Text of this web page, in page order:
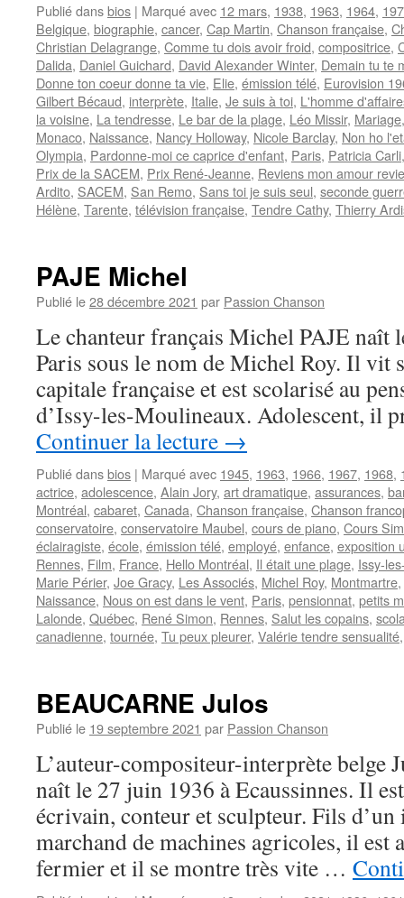
Publié dansbios | Marqué avec 12 mars, 1938, 1963, 1964,
Belgique, biographie, cancer, Cap Martin, Chanson française,
Christian Delagrange, Comme tu dois avoir froid, compositrice,
Dalida, Daniel Guichard, David Alexander Winter, Demain tu te
Donne ton coeur donne ta vie, Elie, émission télé, Eurovision
Gilbert Bécaud, interprète, Italie, Je suis à toi, L'homme
la voisine, La tendresse, Le bar de la plage, Léo Missir, Mariage
Monaco, Naissance, Nancy Holloway, Nicole Barclay, Non ho
Olympia, Pardonne-moi ce caprice d'enfant, Paris, Patricia Carli
Prix de la SACEM, Prix René-Jeanne, Reviens mon amour
Ardito, SACEM, San Remo, Sans toi je suis seul, seconde
Hélène, Tarente, télévision française, Tendre Cathy, Thierry
PAJE Michel
Publié le28 décembre 2021 par Passion Chanson
Le chanteur français Michel PAJE naît
Paris sous le nom de Michel Roy. Il vit
capitale française et est scolarisé au
d’Issy-les-Moulineaux. Adolescent, il
Continuer la lecture →
Publié dansbios | Marqué avec 1945, 1963, 1966, 1967, 1968,
actrice, adolescence, Alain Jory, art dramatique, assurances,
Montréal, cabaret, Canada, Chanson française, Chanson
conservatoire, conservatoire Maubel, cours de piano, Cours
éclairagiste, école, émission télé, employé, enfance, exposition
Rennes, Film, France, Hello Montréal, Il était une plage, Issy-
Marie Périer, Joe Gracy, Les Associés, Michel Roy, Montmartre,
Naissance, Nous on est dans le vent, Paris, pensionnat, petits
Lalonde, Québec, René Simon, Rennes, Salut les copains,
canadienne, tournée, Tu peux pleurer, Valérie tendre sensualité
BEAUCARNE Julos
Publié le 19 septembre 2021 par Passion Chanson
L’auteur-compositeur-interprète belge
naît le 27 juin 1936 à Ecaussinnes. Il
écrivain, conteur et sculpteur. Fils
marchand de machines agricoles, il est
fermier et il se montre très vite …